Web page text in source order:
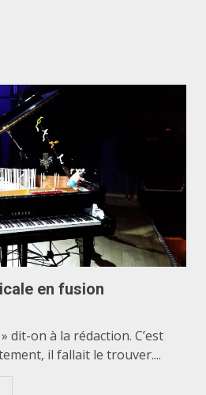
en fusion
dit-on à la rédaction. C’est
il fallait le trouver....